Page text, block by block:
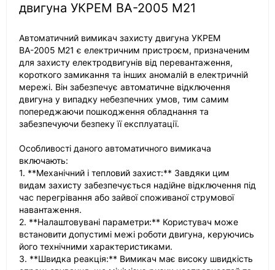
двигуна УКРЕМ ВА-2005 М21
Автоматичний вимикач захисту двигуна УКРЕМ
ВА-2005 М21 є електричним пристроєм, призначеним
для захисту електродвигунів від перевантаження,
короткого замикання та інших аномалій в електричній
мережі. Він забезпечує автоматичне відключення
двигуна у випадку небезпечних умов, тим самим
попереджаючи пошкодження обладнання та
забезпечуючи безпеку її експлуатації.
Особливості даного автоматичного вимикача
включають:
1. **Механічний і тепловий захист:** Завдяки цим
видам захисту забезпечується надійне відключення під
час перегрівання або зайвої споживаної струмової
навантаження.
2. **Налаштовувані параметри:** Користувач може
встановити допустимі межі роботи двигуна, керуючись
його технічними характеристиками.
3. **Швидка реакція:** Вимикач має високу швидкість